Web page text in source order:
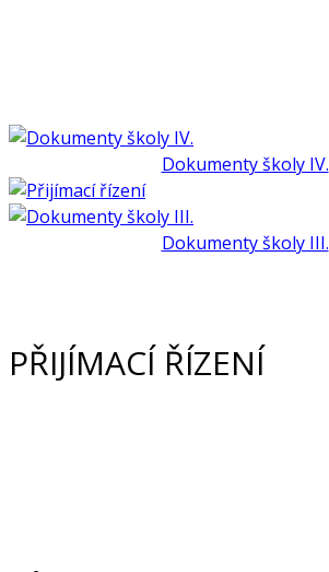
Dokumenty školy IV.
Dokumenty školy III.
PŘIJÍMACÍ ŘÍZENÍ